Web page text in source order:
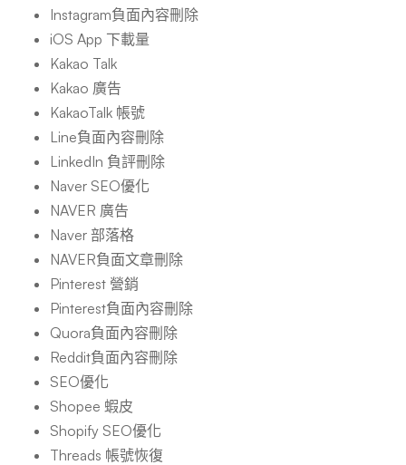
Instagram負面內容刪除
iOS App 下載量
Kakao Talk
Kakao 廣告
KakaoTalk 帳號
Line負面內容刪除
LinkedIn 負評刪除
Naver SEO優化
NAVER 廣告
Naver 部落格
NAVER負面文章刪除
Pinterest 營銷
Pinterest負面內容刪除
Quora負面內容刪除
Reddit負面內容刪除
SEO優化
Shopee 蝦皮
Shopify SEO優化
Threads 帳號恢復